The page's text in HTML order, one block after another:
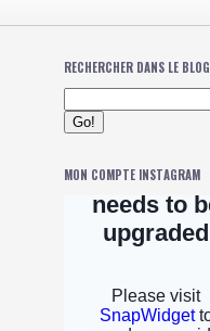
RECHERCHER DANS LE BLOG
MON COMPTE INSTAGRAM